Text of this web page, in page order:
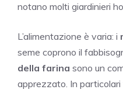
notano molti giardinieri
L’alimentazione è varia: i
seme coprono il
della farina sono un
apprezzato. In